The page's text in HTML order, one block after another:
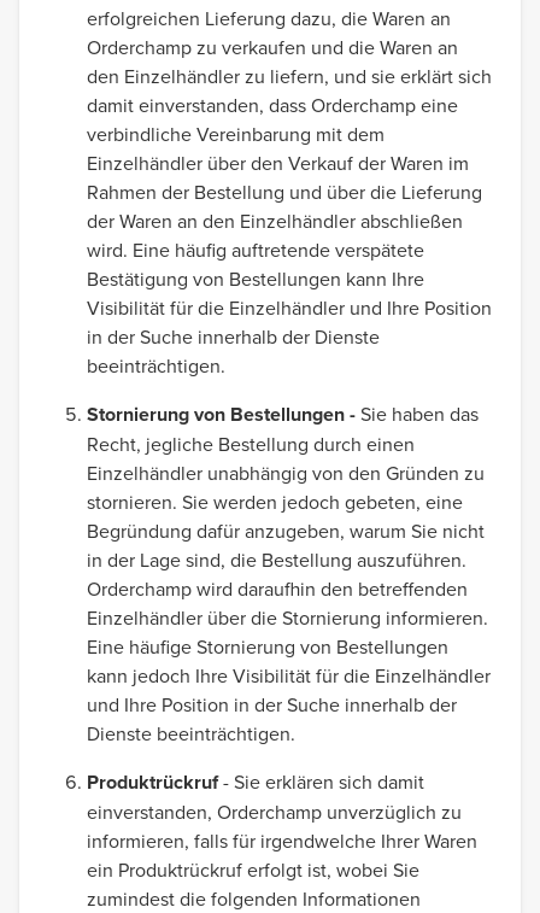
erfolgreichen Lieferung dazu, die Waren an
Orderchamp zu verkaufen und die Waren an
den Einzelhändler zu liefern, und sie erklärt sich
damit einverstanden, dass Orderchamp eine
verbindliche Vereinbarung mit dem
Einzelhändler über den Verkauf der Waren im
Rahmen der Bestellung und über die Lieferung
der Waren an den Einzelhändler abschließen
wird. Eine häufig auftretende verspätete
Bestätigung von Bestellungen kann Ihre
Visibilität für die Einzelhändler und Ihre Position
in der Suche innerhalb der Dienste
beeinträchtigen.
Stornierung von Bestellungen -Sie haben das
Recht, jegliche Bestellung durch einen
Einzelhändler unabhängig von den Gründen zu
stornieren. Sie werden jedoch gebeten, eine
Begründung dafür anzugeben, warum Sie nicht
in der Lage sind, die Bestellung auszuführen.
Orderchamp wird daraufhin den betreffenden
Einzelhändler über die Stornierung informieren.
Eine häufige Stornierung von Bestellungen
kann jedoch Ihre Visibilität für die Einzelhändler
und Ihre Position in der Suche innerhalb der
Dienste beeinträchtigen.
Produktrückruf- Sie erklären sich damit
einverstanden, Orderchamp unverzüglich zu
informieren, falls für irgendwelche Ihrer Waren
ein Produktrückruf erfolgt ist, wobei Sie
zumindest die folgenden Informationen